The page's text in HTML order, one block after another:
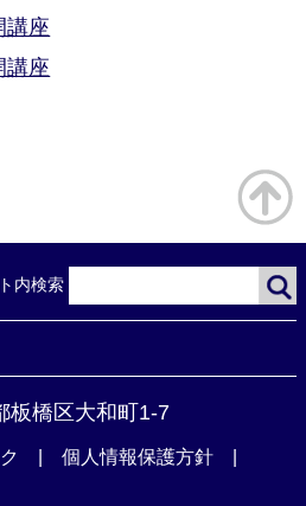
講座
講座
内検索
板橋区大和町1-7
個人情報保護方針